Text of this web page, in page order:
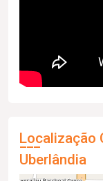
Localização
Uberlândia